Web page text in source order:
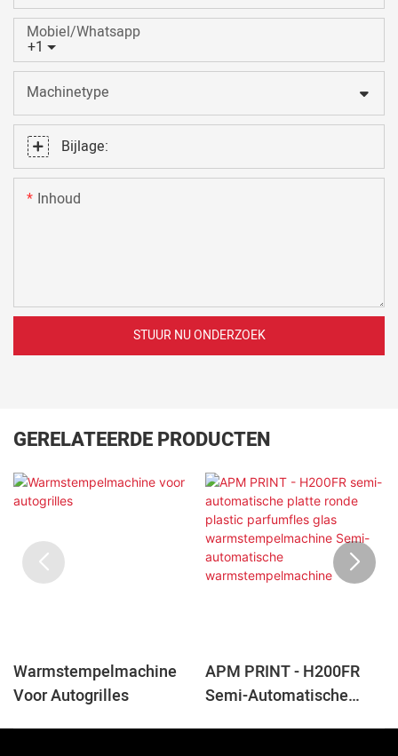
+1
Mobiel/Whatsapp
Machinetype
Bijlage:
Inhoud
STUUR NU ONDERZOEK
GERELATEERDE PRODUCTEN
Warmstempelmachine
Voor Autogrilles
APM PRINT - H200FR
Semi-Automatische